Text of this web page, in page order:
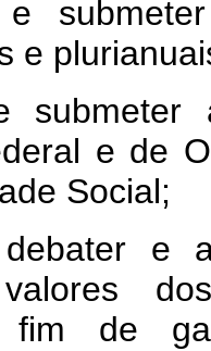
e
e de
Social;
e
fim de